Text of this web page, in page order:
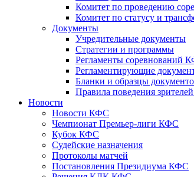
Комитет по проведению
Комитет по статусу и
Документы
Учредительные документы
Стратегии и программы
Регламенты соревнований
Регламентирующие
Бланки и образцы
Правила поведения
Новости
Новости КФС
Чемпионат Премьер-лиги КФС
Кубок КФС
Судейские назначения
Протоколы матчей
Постановления Президиума КФС